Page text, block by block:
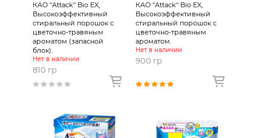
КAO "Attack'' Bio EX,
Высокоэффективный
стиральный порошок с
цветочно-травяным
ароматом (запасной
блок).
Нет в наличии
810 гр
КAO "Attack'' Bio EX,
Высокоэффективный
стиральный порошок с
цветочно-травяным
ароматом.
Нет в наличии
900 гр